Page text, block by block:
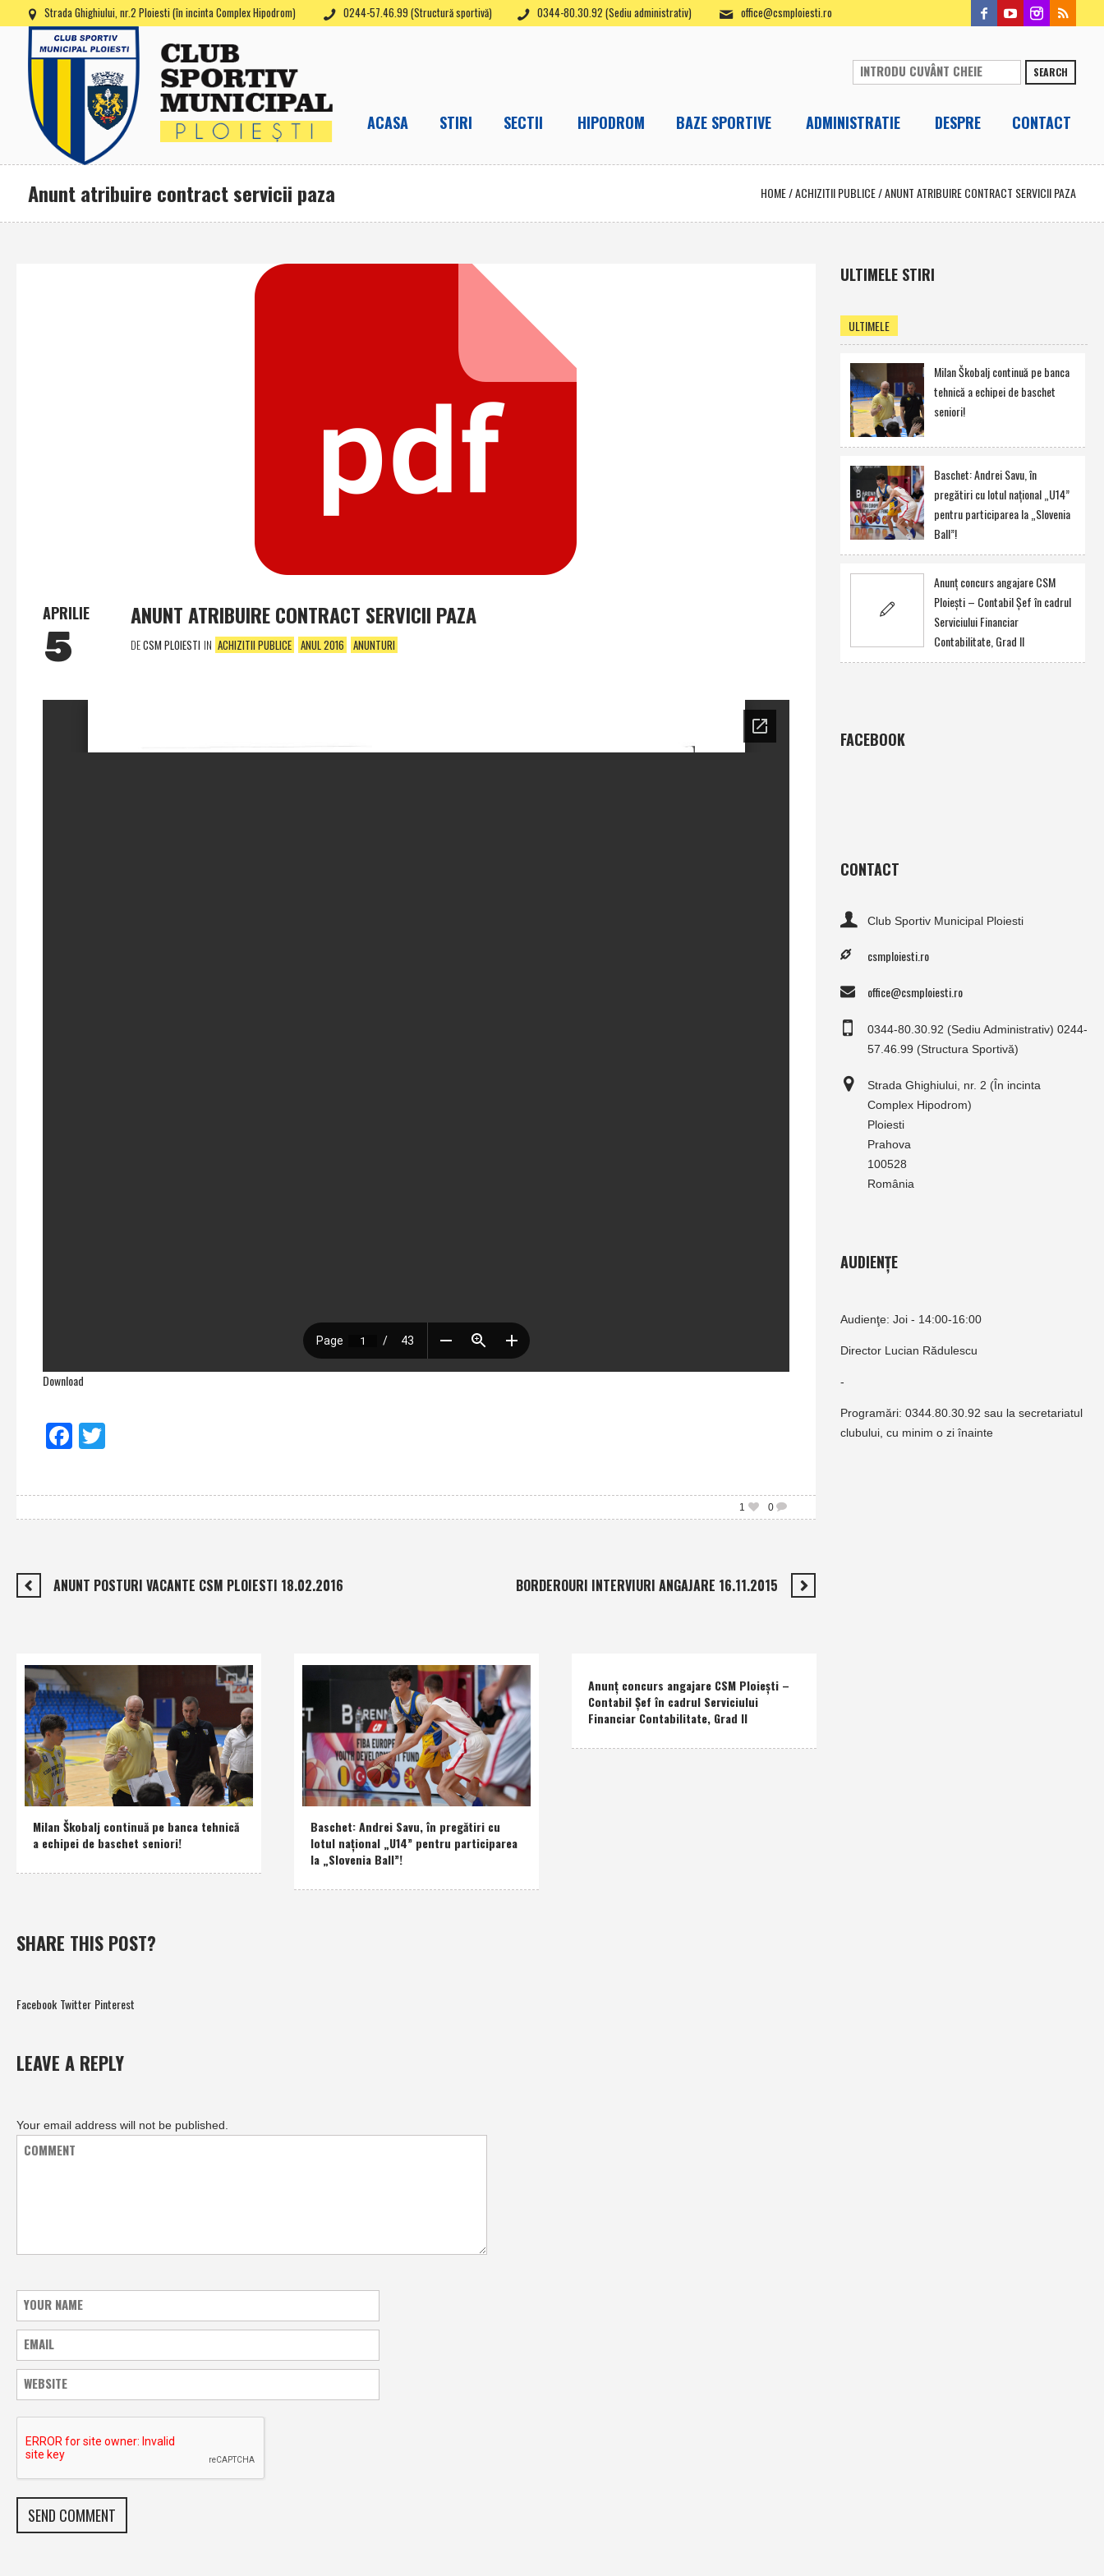
Strada Ghighiului, nr.2 Ploiesti (în incinta Complex Hipodrom) 0244-57.46.99 (Structură sportivă) 0344-80.30.92 (Sediu administrativ) office@csmploiesti.ro
SEARCH
ACASA STIRI SECTII HIPODROM BAZE SPORTIVE ADMINISTRATIE DESPRE CONTACT
Anunt atribuire contract servicii paza HOME/ACHIZITII PUBLICE/ANUNT ATRIBUIRE CONTRACT SERVICII PAZA
APRILIE
5
ANUNT ATRIBUIRE CONTRACT SERVICII PAZA
DECSM PLOIESTI IN ACHIZITII PUBLICE ANUL 2016 ANUNTURI
Download
Facebook
0
1
BORDEROURI INTERVIURI ANGAJARE 16.11.2015
ANUNT POSTURI VACANTE CSM PLOIESTI 18.02.2016
Milan Škobalj continuă pe banca tehnică
a echipei de baschet seniori!
Baschet: Andrei Savu, în pregătiri cu
lotul naţional „U14” pentru participarea
la „Slovenia Ball”!
Anunţ concurs angajare CSM Ploieşti –
Contabil Şef în cadrul Serviciului
Financiar Contabilitate, Grad II
SHARE THIS POST?
Facebook Twitter Pinterest
LEAVE A REPLY
Your email address will not be published.
ULTIMELE STIRI
ULTIMELE
Milan Škobalj continuă pe banca
tehnică a echipei de baschet
seniori!
Baschet: Andrei Savu, în
pregătiri cu lotul naţional „U14”
pentru participarea la „Slovenia
Ball”!
Anunţ concurs angajare CSM
Ploieşti – Contabil Şef în cadrul
Serviciului Financiar
Contabilitate, Grad II
FACEBOOK
CONTACT
Club Sportiv Municipal Ploiesti
csmploiesti.ro
office@csmploiesti.ro
0344-80.30.92 (Sediu Administrativ) 0244-
57.46.99 (Structura Sportivă)
Strada Ghighiului, nr. 2 (În incinta
Complex Hipodrom)
Ploiesti
Prahova
100528
România
AUDIENȚE
Audienţe: Joi - 14:00-16:00
Director Lucian Rădulescu
-
Programări: 0344.80.30.92 sau la secretariatul
clubului, cu minim o zi înainte